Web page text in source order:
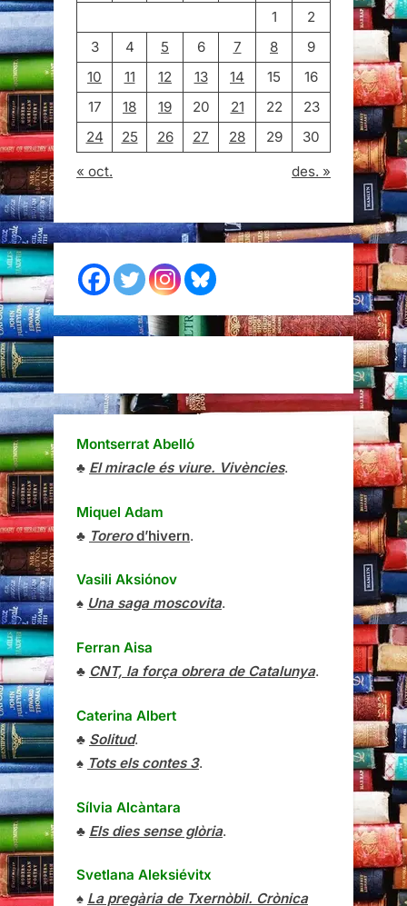
1
2
3
4 5 6 7 8
9
10
11 12 13 14 15
16
17
18 19 20 21 22
23
24
25 26 27 28 29
30
« oct.
des. »
Montserrat Abelló
♣ El miracle és viure. Vivències.
Miquel Adam
♣ Torerod’hivern.
Vasili Aksiónov
♠ Una saga moscovita.
Ferran Aisa
♣ CNT, la força obrera de Catalunya.
Caterina Albert
♣ Solitud.
♠ Tots els contes 3.
Sílvia Alcàntara
♣ Els dies sense glòria.
Svetlana Aleksiévitx
♠ La pregària de Txernòbil. Crònica